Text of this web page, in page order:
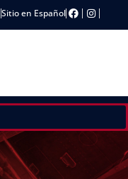
Sitio en Español